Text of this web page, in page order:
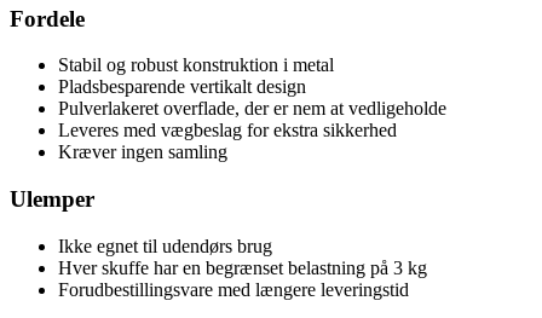
Fordele
Stabil og robust konstruktion i metal
Pladsbesparende vertikalt design
Pulverlakeret overflade, der er nem at vedligeholde
Leveres med vægbeslag for ekstra sikkerhed
Kræver ingen samling
Ulemper
Ikke egnet til udendørs brug
Hver skuffe har en begrænset belastning på 3 kg
Forudbestillingsvare med længere leveringstid